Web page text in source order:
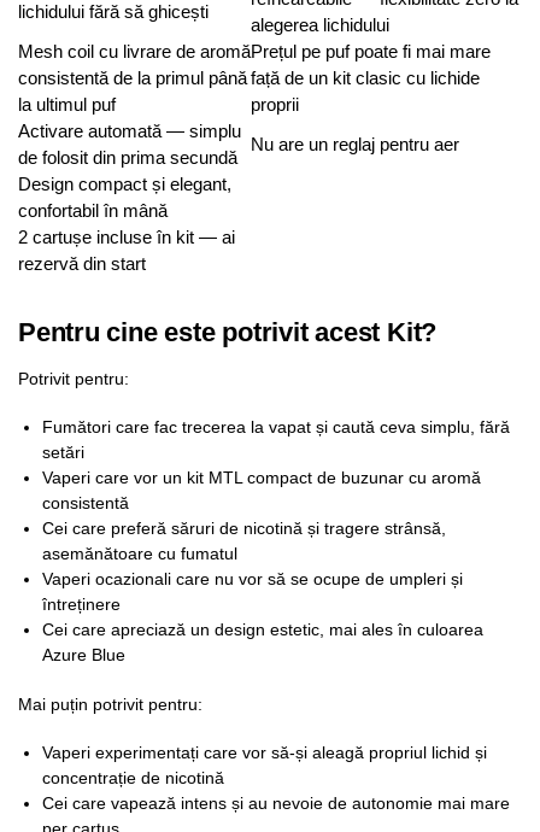
lichidului fără să ghicești
alegerea lichidului
Mesh coil cu livrare de aromă
consistentă de la primul până
la ultimul puf
Prețul pe puf poate fi mai mare
față de un kit clasic cu lichide
proprii
Activare automată — simplu
de folosit din prima secundă
Nu are un reglaj pentru aer
Design compact și elegant,
confortabil în mână
2 cartușe incluse în kit — ai
rezervă din start
Pentru cine este potrivit acest Kit?
Potrivit pentru:
Fumători care fac trecerea la vapat și caută ceva simplu, fără
setări
Vaperi care vor un kit MTL compact de buzunar cu aromă
consistentă
Cei care preferă săruri de nicotină și tragere strânsă,
asemănătoare cu fumatul
Vaperi ocazionali care nu vor să se ocupe de umpleri și
întreținere
Cei care apreciază un design estetic, mai ales în culoarea
Azure Blue
Mai puțin potrivit pentru:
Vaperi experimentați care vor să-și aleagă propriul lichid și
concentrație de nicotină
Cei care vapează intens și au nevoie de autonomie mai mare